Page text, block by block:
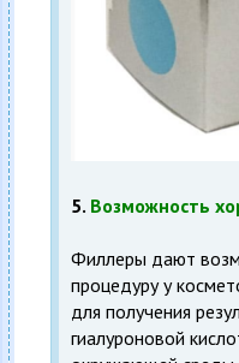
5. Возможность
Филлеры дают
процедуру у
для получения
гиалуроновой